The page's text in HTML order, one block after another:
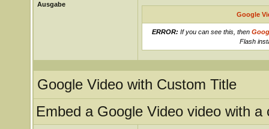
Ausgabe
Google
ERROR: If you can see this, then
Flash
Google Video with Custom Title
Embed a Google Video video with a